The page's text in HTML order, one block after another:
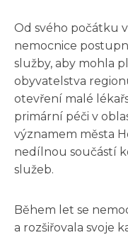
Od svého počátku
nemocnice
služby, aby mohla
obyvatelstva
otevření malé
primární péči v
významem města
nedílnou součástí
služeb.
Během let se
a rozšiřovala svoje